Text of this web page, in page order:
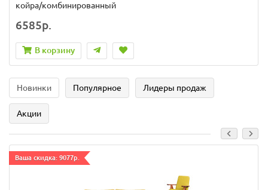
койра/комбинированный
6585р.
В корзину
Новинки Популярное Лидеры продаж
Акции
Ваша скидка: 9077р.